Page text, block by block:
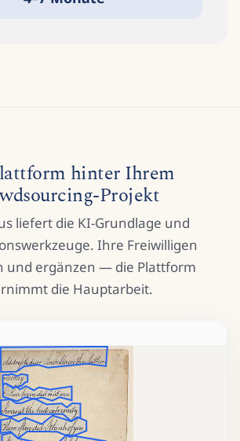
hinter Ihrem
Projekt
liefert die KI-Grundlage und
Ihre Freiwilligen
und ergänzen — die Plattform
die Hauptarbeit.